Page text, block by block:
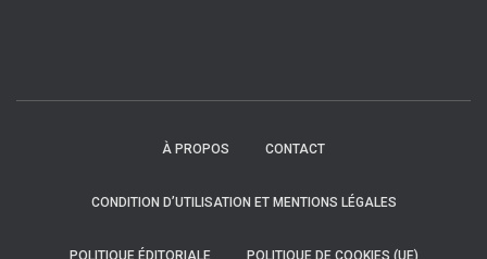
À PROPOS CONTACT
CONDITION D’UTILISATION ET MENTIONS LÉGALES
POLITIQUE ÉDITORIALE POLITIQUE DE COOKIES (UE)